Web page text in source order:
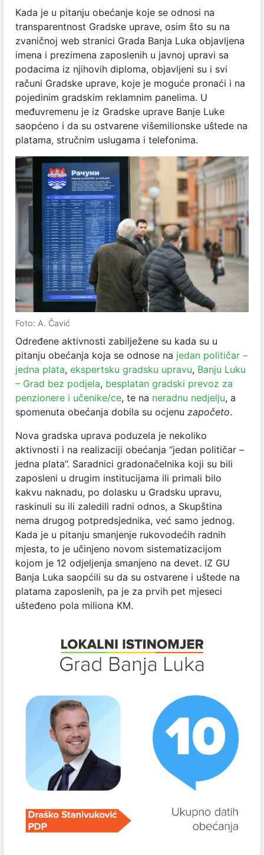
Kada je u pitanju obećanje koje se odnosi na
transparentnost Gradske uprave, osim što su na
zvaničnoj web stranici Grada Banja Luka objavljena
imena i prezimena zaposlenih u javnoj upravi sa
podacima iz njihovih diploma, objavljeni su i svi
računi Gradske uprave, koje je moguće pronaći i na
pojedinim gradskim reklamnim panelima. U
međuvremenu je iz Gradske uprave Banje Luke
saopćeno i da su ostvarene višemilionske uštede na
platama, stručnim uslugama i telefonima.
Foto: A. Čavić
Određene aktivnosti zabilježene su kada su u
pitanju obećanja koja se odnose na jedan političar –
jedna plata, ekspertsku gradsku upravu, Banju Luku
– Grad bez podjela, besplatan gradski prevoz za
penzionere i učenike/ce, te na neradnu nedjelju, a
spomenuta obećanja dobila su ocjenu započeto.
Nova gradska uprava poduzela je nekoliko
aktivnosti i na realizaciji obećanja “jedan političar –
jedna plata”. Saradnici gradonačelnika koji su bili
zaposleni u drugim institucijama ili primali bilo
kakvu naknadu, po dolasku u Gradsku upravu,
raskinuli su ili zaledili radni odnos, a Skupština
nema drugog potpredsjednika, već samo jednog.
Kada je u pitanju smanjenje rukovodećih radnih
mjesta, to je učinjeno novom sistematizacijom
kojom je 12 odjeljenja smanjeno na devet. IZ GU
Banja Luka saopćili su da su ostvarene i uštede na
platama zaposlenih, pa je za prvih pet mjeseci
ušteđeno pola miliona KM.